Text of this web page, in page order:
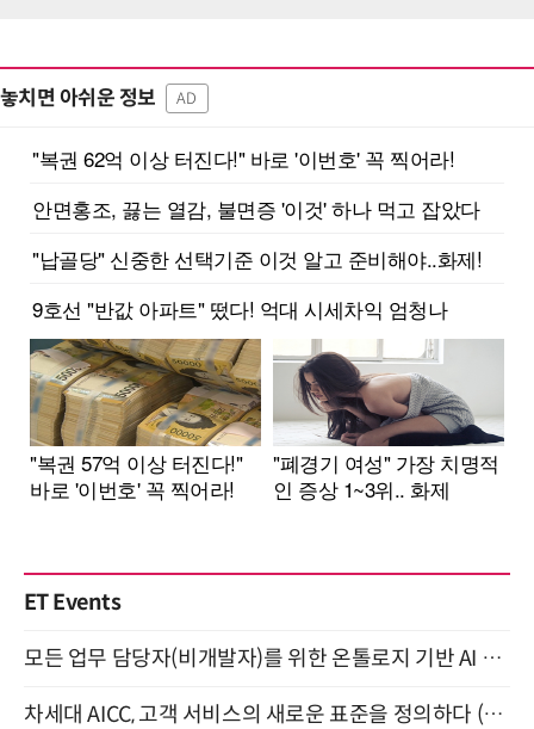
놓치면 아쉬운 정보 AD
ET Events
모든 업무 담당자(비개발자)를 위한 온톨로지 기반 AI 지식체계 설계 1-day 워크숍 8월 20일 개최
차세대 AICC, 고객 서비스의 새로운 표준을 정의하다 (9/9)